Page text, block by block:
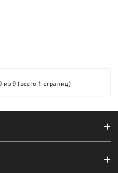
из 9 (всего 1 страниц)